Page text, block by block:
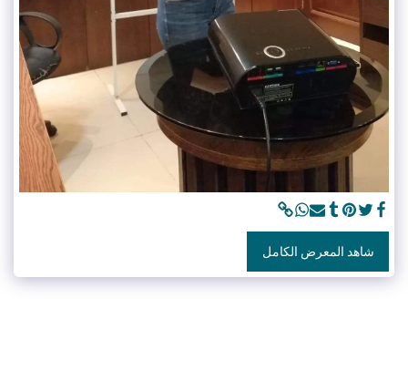
شاهد المعرض الكامل